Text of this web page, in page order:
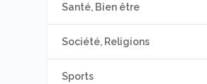
Santé, Bien être
Société, Religions
Sports